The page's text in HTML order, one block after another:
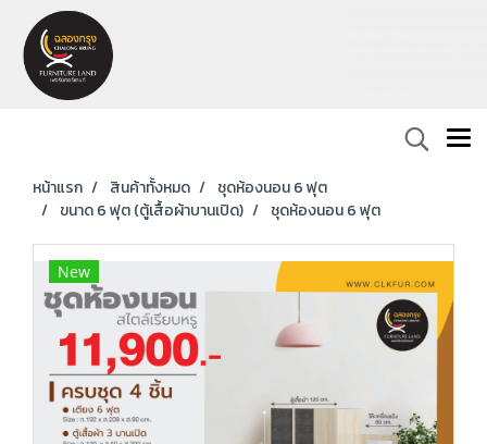
หน้าแรก สินค้าทั้งหมด
ชุดห้องนอน 6 ฟุต
ขนาด 6 ฟุต (ตู้เสื้อผ้าบานเปิด)
ชุดห้องนอน 6 ฟุต
New